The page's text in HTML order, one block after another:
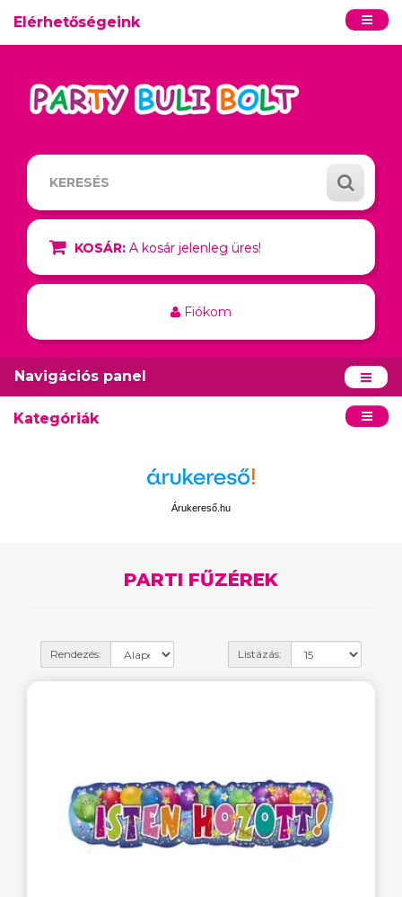
Elérhetőségeink
KOSÁR: A kosár jelenleg üres!
Fiókom
Navigációs panel
Kategóriák
Árukereső.hu
PARTI FŰZÉREK
Rendezés: Listázás: